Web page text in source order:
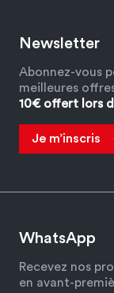
Newsletter
Abonnez-vous
meilleures
10€ offert lors
Je m’inscris
WhatsApp
Recevez nos
en avant-